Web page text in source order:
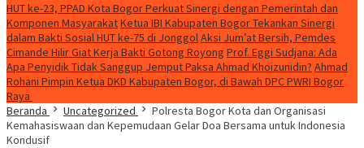
HUT ke-23, PPAD Kota Bogor Perkuat Sinergi dengan Pemerintah dan
Komponen MasyarakatKetua IBI Kabupaten Bogor Tekankan Sinergi
dalam Bakti Sosial HUT ke-75 di JonggolAksi Jum’at Bersih, Pemdes
Cimande Hilir Giat Kerja Bakti Gotong Royong Prof. Eggi Sudjana: Ada
Apa Penyidik Tidak Sanggup Jemput Paksa Ahmad Khoizunidin? Ahmad
Rohani Pimpin Ketua DKD Kabupaten Bogor, di Bawah DPC PWRI Bogor
Raya
Beranda
Uncategorized
Polresta Bogor Kota dan Organisasi
Kemahasiswaan dan Kepemudaan Gelar Doa Bersama untuk Indonesia
Kondusif